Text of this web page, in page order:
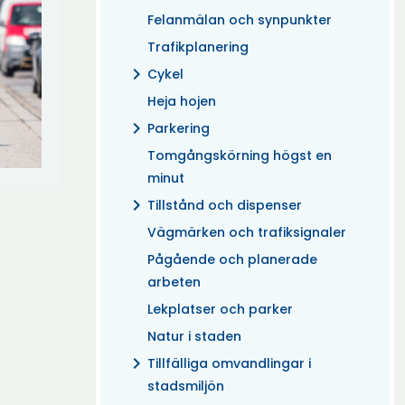
Felanmälan och synpunkter
Trafikplanering
chevron_right Cykel
Heja hojen
chevron_right Parkering
Tomgångskörning högst en
minut
chevron_right Tillstånd och dispenser
Vägmärken och trafiksignaler
Pågående och planerade
arbeten
Lekplatser och parker
Natur i staden
chevron_right Tillfälliga omvandlingar i
stadsmiljön